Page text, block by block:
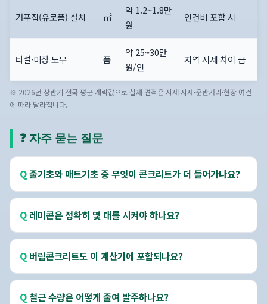
거푸집(유로폼) 설치 ㎡
약 1.2~1.8만
원
인건비 포함 시
타설·미장 노무 품
약 25~30만
원/인
지역 시세 차이 큼
※ 2026년 상반기 전국 평균 개략값으로 실제 견적은 자재 시세·운반거리·현장 여건
에 따라 달라집니다.
❓ 자주 묻는 질문
줄기초와 매트기초 중 무엇이 콘크리트가 더 들어가나요?
레미콘은 정확히 몇 대를 시켜야 하나요?
버림콘크리트도 이 계산기에 포함되나요?
철근 수량은 어떻게 줄여 발주하나요?